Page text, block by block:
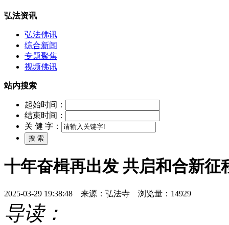
弘法资讯
弘法佛讯
综合新闻
专题聚焦
视频佛讯
站内搜索
起始时间：
结束时间：
关 健 字：
十年奋楫再出发 共启和合新征
2025-03-29 19:38:48 来源：弘法寺 浏览量：14929
导读：